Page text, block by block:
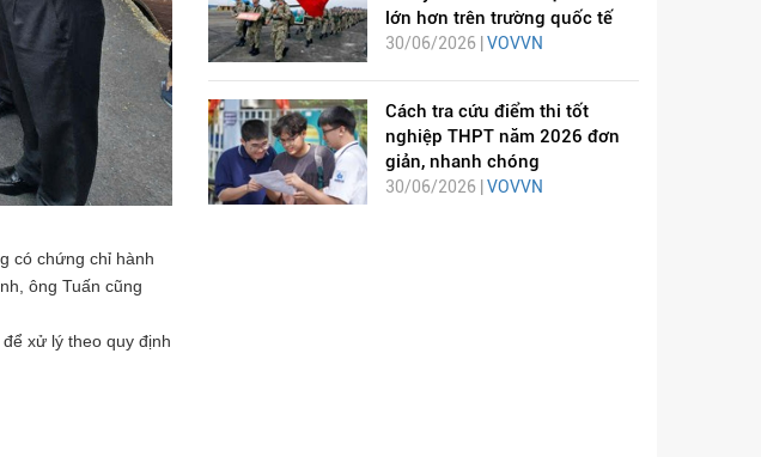
có chứng chỉ hành
ông Tuấn cũng
xử lý theo quy định
lớn hơn trên trường quốc tế
30/06/2026 | VOVVN
Cách tra cứu điểm thi tốt
nghiệp THPT năm 2026 đơn
giản, nhanh chóng
30/06/2026 | VOVVN